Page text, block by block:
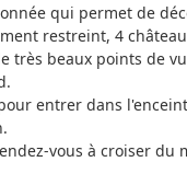
qui permet de
restreint, 4
très beaux points de
entrer dans
vous à croiser du